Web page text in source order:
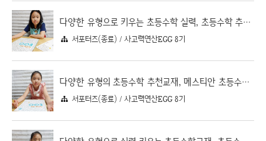
다양한 유형으로 키우는 초등수학 실력, 초등수학 추천교재 사고력연산EGG(에그)
서포터즈(종료) / 사고력연산EGG 8기
다양한 유형의 초등수학 추천교재, 메스티안 초등수학 사고력연산EGG(에그) 3-2 곱셈1
서포터즈(종료) / 사고력연산EGG 8기